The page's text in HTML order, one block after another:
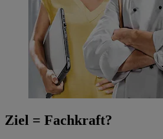
Ziel = Fachkraft?